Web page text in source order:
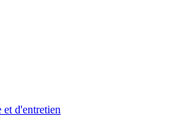
d'entretien